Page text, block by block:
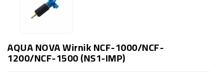
AQUA NOVA Wirnik NCF-1000/NCF-
1200/NCF-1500 (NS1-IMP)